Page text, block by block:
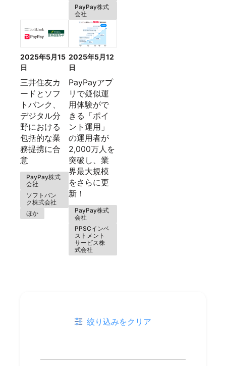
PayPay株式
会社
2025年5月15
日
三井住友カ
ードとソフ
トバンク、
デジタル分
野における
包括的な業
務提携に合
意
PayPay株式
会社
ソフトバン
ク株式会社
ほか
2025年5月12
日
PayPayアプ
リで疑似運
用体験がで
きる「ポイ
ント運用」
の運用者が
2,000万人を
突破し、業
界最大規模
をさらに更
新！
PayPay株式
会社
PPSCインベ
ストメント
サービス株
式会社
絞り込みをクリア